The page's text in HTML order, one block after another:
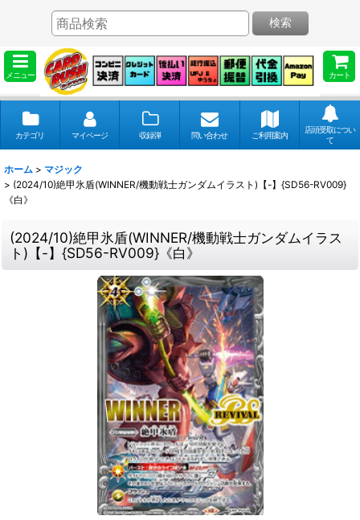
メニュー カート
検索
カテゴリ マイページ 収録弾 問い合わせ ご利用案内
店頭受取につい
て
ホーム > マジック
> (2024/10)絶甲氷盾(WINNER/機動戦士ガンダムイラスト)【-】{SD56-RV009}
《白》
(2024/10)絶甲氷盾(WINNER/機動戦士ガンダムイラス
ト)【-】{SD56-RV009}《白》